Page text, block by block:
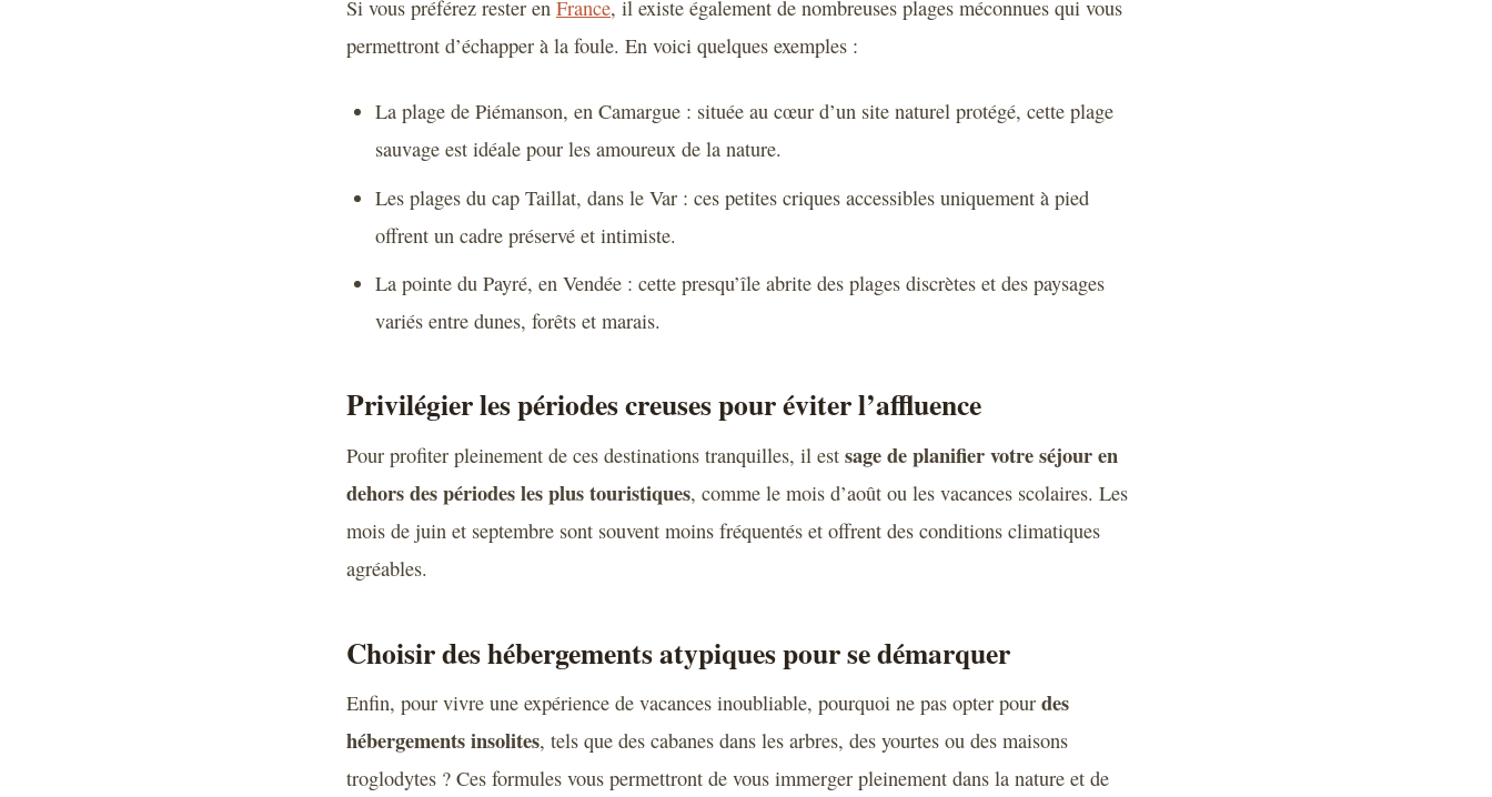
Si vous préférez rester en France, il existe également de nombreuses plages méconnues qui vous
permettront d’échapper à la foule. En voici quelques exemples :
La plage de Piémanson, en Camargue : située au cœur d’un site naturel protégé, cette plage
sauvage est idéale pour les amoureux de la nature.
Les plages du cap Taillat, dans le Var : ces petites criques accessibles uniquement à pied
offrent un cadre préservé et intimiste.
La pointe du Payré, en Vendée : cette presqu’île abrite des plages discrètes et des paysages
variés entre dunes, forêts et marais.
Privilégier les périodes creuses pour éviter l’affluence
Pour profiter pleinement de ces destinations tranquilles, il est sage de planifier votre séjour en
dehors des périodes les plus touristiques, comme le mois d’août ou les vacances scolaires. Les
mois de juin et septembre sont souvent moins fréquentés et offrent des conditions climatiques
agréables.
Choisir des hébergements atypiques pour se démarquer
Enfin, pour vivre une expérience de vacances inoubliable, pourquoi ne pas opter pour des
hébergements insolites, tels que des cabanes dans les arbres, des yourtes ou des maisons
troglodytes ? Ces formules vous permettront de vous immerger pleinement dans la nature et de